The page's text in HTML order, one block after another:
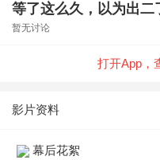
等了这么久，以为出
暂无讨论
打开App，
影片资料
幕后花絮